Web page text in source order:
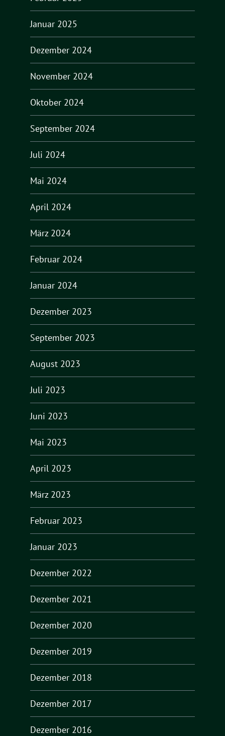
Januar 2025
Dezember 2024
November 2024
Oktober 2024
September 2024
Juli 2024
Mai 2024
April 2024
März 2024
Februar 2024
Januar 2024
Dezember 2023
September 2023
August 2023
Juli 2023
Juni 2023
Mai 2023
April 2023
März 2023
Februar 2023
Januar 2023
Dezember 2022
Dezember 2021
Dezember 2020
Dezember 2019
Dezember 2018
Dezember 2017
Dezember 2016